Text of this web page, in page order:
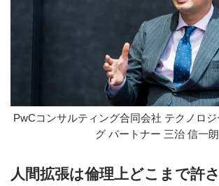
人間拡張は倫理上どこまで許
PwCコンサルティング合同会社 テクノロ
グ パートナー 三治 信一朗